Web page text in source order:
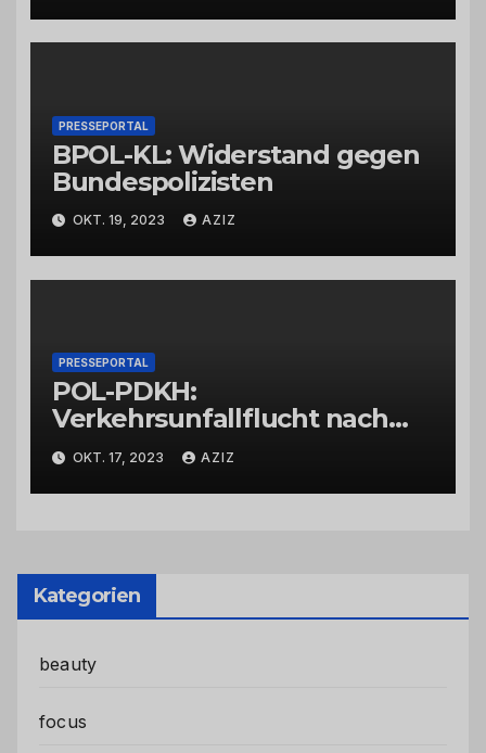
PRESSEPORTAL
BPOL-KL: Widerstand gegen
Bundespolizisten
OKT. 19, 2023 AZIZ
PRESSEPORTAL
POL-PDKH:
Verkehrsunfallflucht nach
Abbiegevorgang
OKT. 17, 2023 AZIZ
Kategorien
beauty
focus